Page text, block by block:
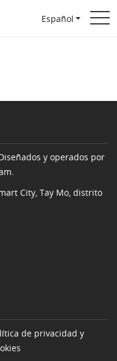
Español
y operados por
City, Tay Mo, distrito
de privacidad y